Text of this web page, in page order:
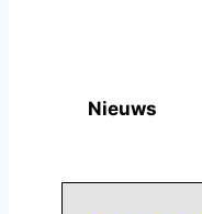
Nieuws